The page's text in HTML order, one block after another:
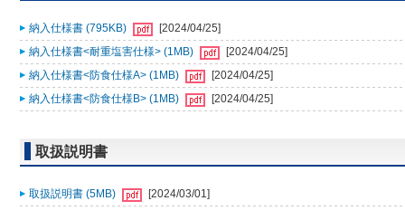
納入仕様書 (795KB)
[2024/04/25]
納入仕様書<耐重塩害仕様> (1MB)
[2024/04/25]
納入仕様書<防食仕様A> (1MB)
[2024/04/25]
納入仕様書<防食仕様B> (1MB)
[2024/04/25]
取扱説明書
取扱説明書 (5MB) [2024/03/01]